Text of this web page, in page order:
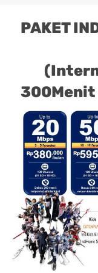
PAKET
300Menit